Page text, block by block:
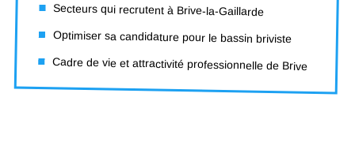
Secteurs qui recrutent à Brive-la-Gaillarde
Optimiser sa candidature pour le bassin briviste
Cadre de vie et attractivité professionnelle de Brive